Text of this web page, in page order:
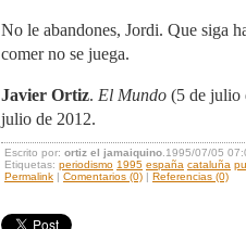
No le abandones, Jordi. Que siga
comer no se juega.
Javier Ortiz. El Mundo (5 de julio
julio de 2012.
Escrito por: ortiz el jamaiquino .1995/07/05
Etiquetas: periodismo 1995 españa cataluña
Permalink | Comentarios (0) | Referencias (0)